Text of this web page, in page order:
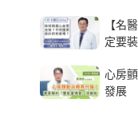
【名
定要
心房
發展